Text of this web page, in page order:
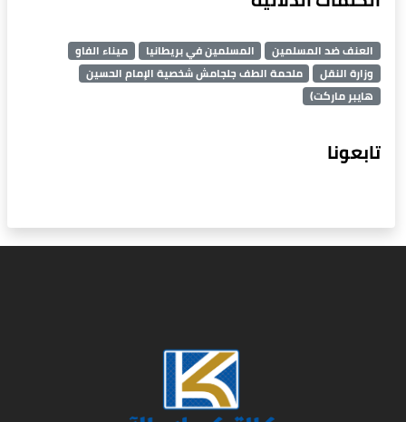
العنف ضد المسلمين المسلمين في بريطانيا
ميناء الفاو
وزارة النقل
ملحمة الطف جلجامش شخصية الإمام الحسين
هايبر ماركت)
تابعونا